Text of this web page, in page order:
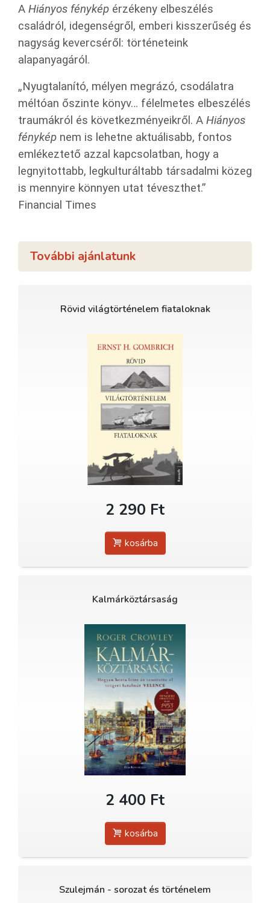
A Hiányos fénykép érzékeny elbeszélés
családról, idegenségről, emberi kisszerűség és
nagyság kevercséről: történeteink
alapanyagáról.
„Nyugtalanító, mélyen megrázó, csodálatra
méltóan őszinte könyv… félelmetes elbeszélés
traumákról és következményeikről. A Hiányos
fénykép nem is lehetne aktuálisabb, fontos
emlékeztető azzal kapcsolatban, hogy a
legnyitottabb, legkulturáltabb társadalmi közeg
is mennyire könnyen utat téveszthet.”
Financial Times
További ajánlatunk
Rövid világtörténelem fiataloknak
2 290 Ft
kosárba
Kalmárköztársaság
2 400 Ft
kosárba
Szulejmán - sorozat és történelem